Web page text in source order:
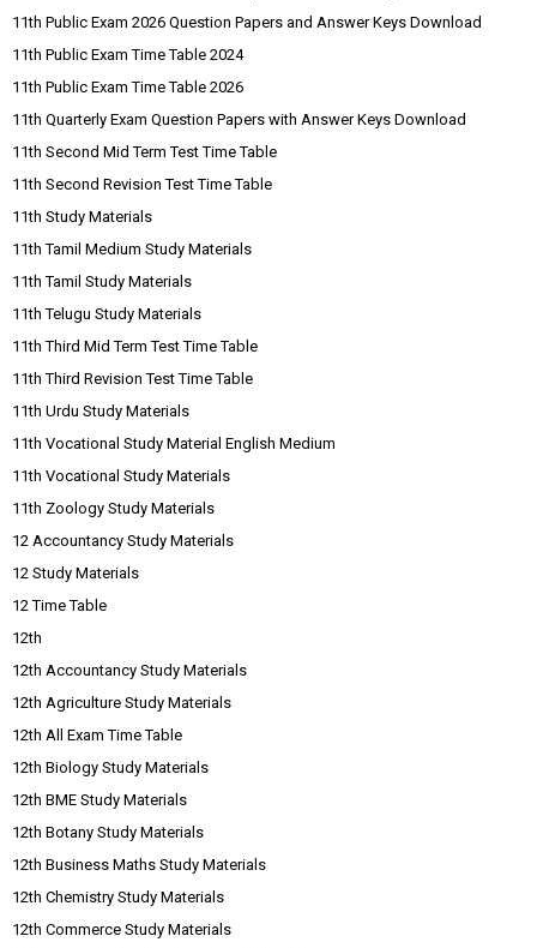
11th Public Exam 2026 Question Papers and Answer Keys Download
11th Public Exam Time Table 2024
11th Public Exam Time Table 2026
11th Quarterly Exam Question Papers with Answer Keys Download
11th Second Mid Term Test Time Table
11th Second Revision Test Time Table
11th Study Materials
11th Tamil Medium Study Materials
11th Tamil Study Materials
11th Telugu Study Materials
11th Third Mid Term Test Time Table
11th Third Revision Test Time Table
11th Urdu Study Materials
11th Vocational Study Material English Medium
11th Vocational Study Materials
11th Zoology Study Materials
12 Accountancy Study Materials
12 Study Materials
12 Time Table
12th
12th Accountancy Study Materials
12th Agriculture Study Materials
12th All Exam Time Table
12th Biology Study Materials
12th BME Study Materials
12th Botany Study Materials
12th Business Maths Study Materials
12th Chemistry Study Materials
12th Commerce Study Materials